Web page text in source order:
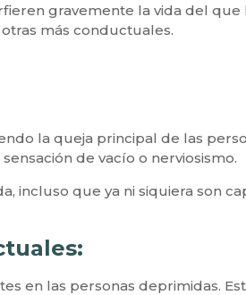
gravemente la vida del
más conductuales.
la queja principal de las
de vacío o nerviosismo.
incluso que ya ni siquiera son
en las personas deprimidas.